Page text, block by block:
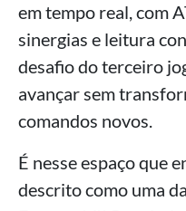
em tempo real, com
sinergias e leitura
desafio do terceiro
avançar sem
comandos novos.
É nesse espaço que
descrito como uma